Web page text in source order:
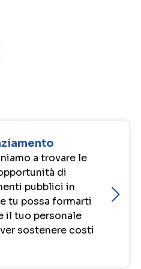
a trovare le
di
pubblici in
tu possa formarti
il tuo personale
sostenere costi